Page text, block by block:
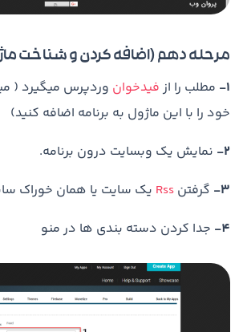
مرحله دهم (اضافه کردن و شناخت
1- مطلب را از فیدخوان وردپرس میگیرد (
خود را با این ماژول به برنامه اضافه کنید)
2- نمایش یک وبسایت درون برنامه.
3- گرفتن Rss یک سایت یا همان خوراک
4- جدا کردن دسته بندی ها در منو